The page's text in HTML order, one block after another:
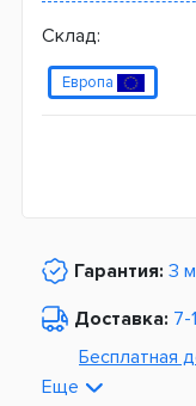
Склад:
Европа
Гарантия: 3
Доставка: 7-
Бесплатная
Еще